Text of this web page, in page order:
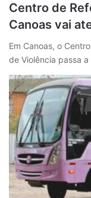
Centro de
Canoas vai
Em Canoas, o
de Violência passa